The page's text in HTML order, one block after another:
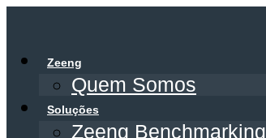
conteúdo
Zeeng
Quem Somos
Soluções
Zeeng Benchmarking